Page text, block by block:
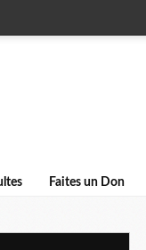
Faites un Don